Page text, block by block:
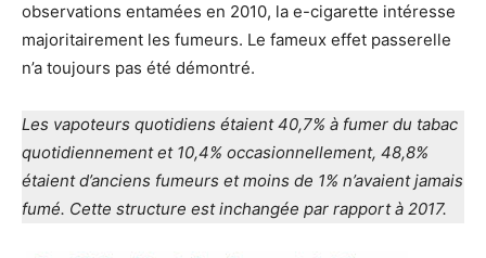
observations entamées en 2010, la e-cigarette intéresse
majoritairement les fumeurs. Le fameux effet passerelle
n’a toujours pas été démontré.
Les vapoteurs quotidiens étaient 40,7% à fumer du tabac
quotidiennement et 10,4% occasionnellement, 48,8%
étaient d’anciens fumeurs et moins de 1% n’avaient jamais
fumé. Cette structure est inchangée par rapport à 2017.